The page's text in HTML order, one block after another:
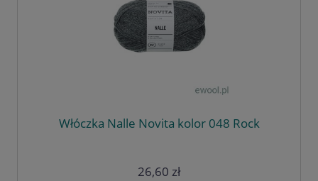
Włóczka Nalle Novita kolor 048 Rock
26,60 zł